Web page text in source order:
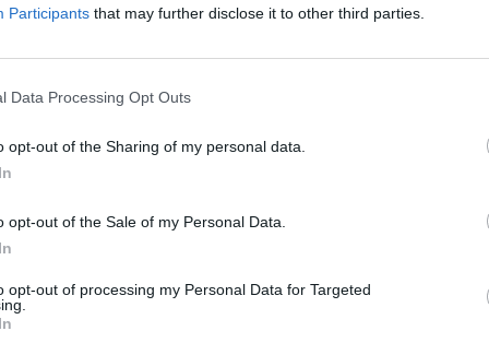
Participants that may further disclose it to other third parties.
Data Processing Opt Outs
opt-out of the Sharing of my personal data.
opt-out of the Sale of my Personal Data.
opt-out of processing my Personal Data for Targeted
missões: manter e confirmar os cristãos na fé;
reino dos céus de alguma pessoa ou situação. Tal
imagens de São Pedro que aparece sempre
no brasão e bandeira do Vaticano.
de mais, o «Primus inter pares», o primeiro entre os
como todos os outros batizados, mas com uma
próprios. É o chamado ministério petrino ou
Santo Agostinho «para vós sou bispo; convosco,